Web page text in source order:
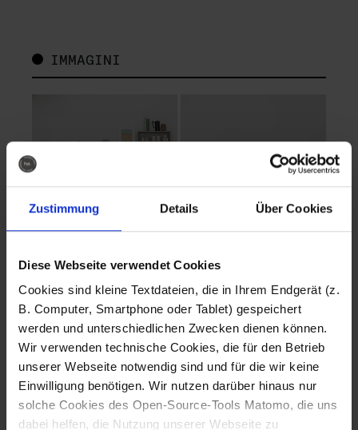
Zustimmung Details Über Cookies
Diese Webseite verwendet Cookies
Cookies sind kleine Textdateien, die in Ihrem Endgerät (z.
B. Computer, Smartphone oder Tablet) gespeichert
werden und unterschiedlichen Zwecken dienen können.
Wir verwenden technische Cookies, die für den Betrieb
unserer Webseite notwendig sind und für die wir keine
Einwilligung benötigen. Wir nutzen darüber hinaus nur
solche Cookies des Open-Source-Tools Matomo, die uns
dabei helfen, die Nutzung unserer Webseite zu
IMMAGINI
Fotografo: Lorenz
Sternbach
Download
Fotografo: Lorenz
Sternbach
Download